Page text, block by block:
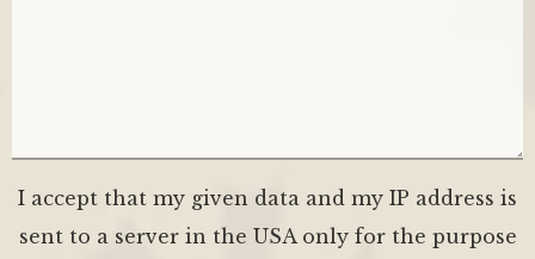
I accept that my given data and my IP address is
sent to a server in the USA only for the purpose